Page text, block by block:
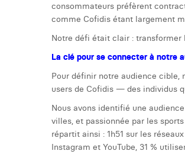
consommateurs préfèrent
comme Cofidis étant largement
Notre défi était clair : transformer
La clé pour se connecter à notre
Pour définir notre audience cible,
users de Cofidis — des individus
Nous avons identifié une
villes, et passionnée par les
répartit ainsi : 1h51 sur les
Instagram et YouTube, 31 %